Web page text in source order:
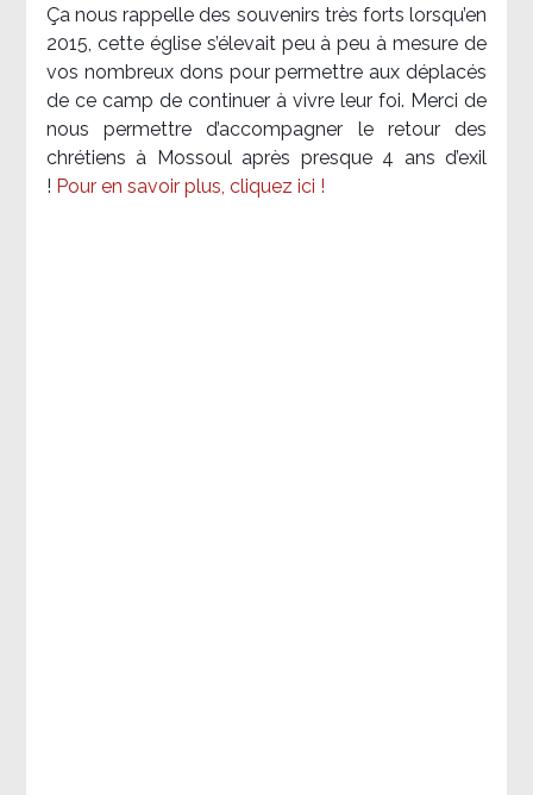
Ça nous rappelle des souvenirs très forts lorsqu’en
2015, cette église s’élevait peu à peu à mesure de
vos nombreux dons pour permettre aux déplacés
de ce camp de continuer à vivre leur foi. Merci de
nous permettre d’accompagner le retour des
chrétiens à Mossoul après presque 4 ans d’exil
! Pour en savoir plus, cliquez ici !